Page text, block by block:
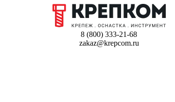
8 (800) 333-21-68
zakaz@krepcom.ru